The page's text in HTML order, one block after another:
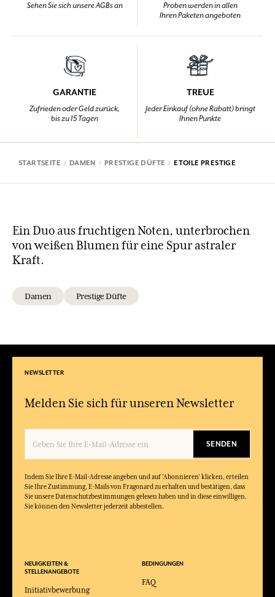
Sehen Sie sich unsere AGBs an
Proben werden in allen
Ihren Paketen angeboten
GARANTIE
Zufrieden oder Geld zurück,
bis zu 15 Tagen
TREUE
Jeder Einkauf (ohne Rabatt) bringt
Ihnen Punkte
STARTSEITE DAMEN PRESTIGE DÜFTE ETOILE PRESTIGE
Ein Duo aus fruchtigen Noten, unterbrochen
von weißen Blumen für eine Spur astraler
Kraft.
Damen Prestige Düfte
NEWSLETTER
Melden Sie sich für unseren Newsletter
SENDEN
Indem Sie Ihre E-Mail-Adresse angeben und auf 'Abonnieren' klicken, erteilen
Sie Ihre Zustimmung, E-Mails von Fragonard zu erhalten und bestätigen, dass
Sie unsere Datenschutzbestimmungen gelesen haben und in diese einwilligen.
Sie können den Newsletter jederzeit abbestellen.
BEDINGUNGEN
FAQ
NEUIGKEITEN &
STELLENANGEBOTE
Initiativbewerbung